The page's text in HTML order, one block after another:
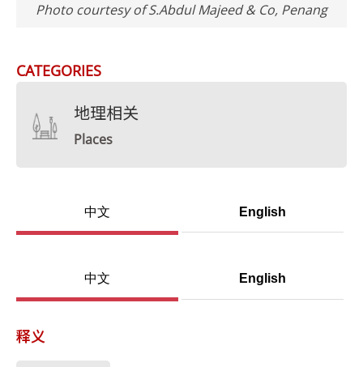
Photo courtesy of S.Abdul Majeed & Co, Penang
CATEGORIES
地理相关
Places
中文 English
中文 English
释义